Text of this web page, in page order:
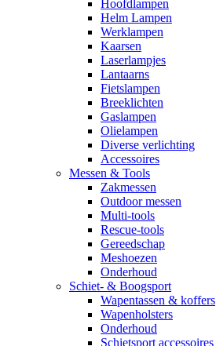
Hoofdlampen
Helm Lampen
Werklampen
Kaarsen
Laserlampjes
Lantaarns
Fietslampen
Breeklichten
Gaslampen
Olielampen
Diverse verlichting
Accessoires
Messen & Tools
Zakmessen
Outdoor messen
Multi-tools
Rescue-tools
Gereedschap
Meshoezen
Onderhoud
Schiet- & Boogsport
Wapentassen & koffers
Wapenholsters
Onderhoud
Schietsport accessoires